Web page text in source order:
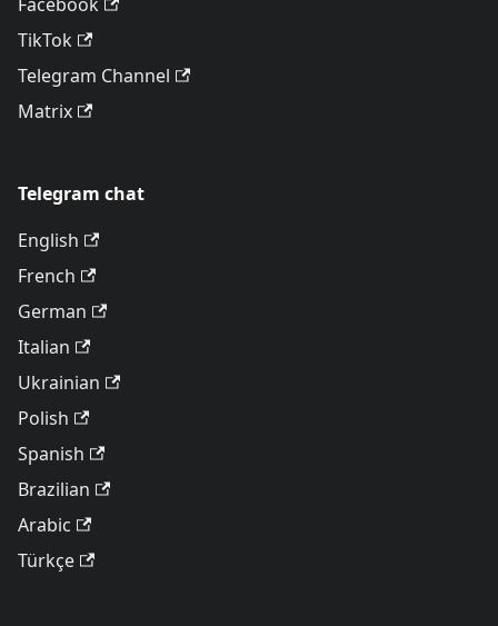
TikTok
Telegram Channel
Matrix
Telegram chat
English
French
German
Italian
Ukrainian
Polish
Spanish
Brazilian
Arabic
Türkçe